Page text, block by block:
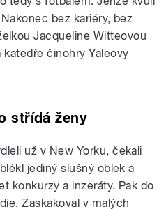
bez kariéry, bez
Jacqueline Witteovou
činohry Yaleovy
střídá ženy
už v New Yorku, čekali
jediný slušný oblek a
konkurzy a inzeráty. Pak do
Zaskakoval v malých